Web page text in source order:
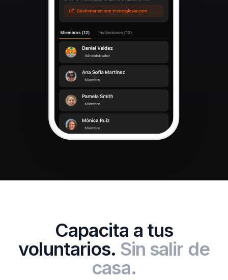
Capacita a tus
voluntarios. Sin salir de
casa.